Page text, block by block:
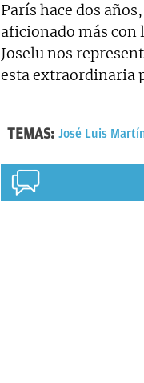
París hace dos
aficionado más con
Joselu nos
esta extraordinaria
TEMAS: José Luis